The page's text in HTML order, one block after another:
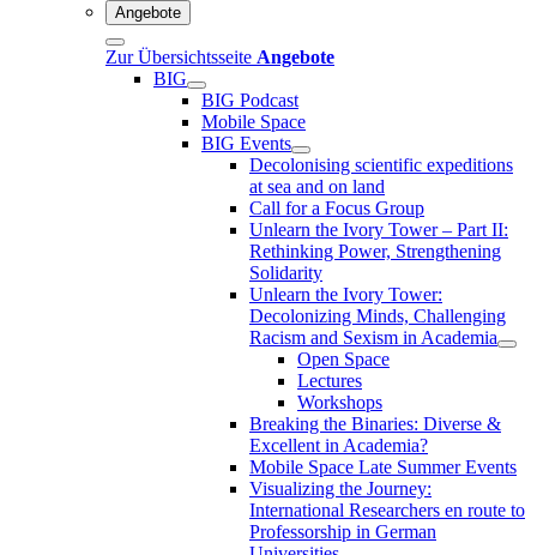
Angebote
Zur Übersichtsseite Angebote
BIG
BIG Podcast
Mobile Space
BIG Events
Decolonising scientific expeditions
at sea and on land
Call for a Focus Group
Unlearn the Ivory Tower – Part II:
Rethinking Power, Strengthening
Solidarity
Unlearn the Ivory Tower:
Decolonizing Minds, Challenging
Racism and Sexism in Academia
Open Space
Lectures
Workshops
Breaking the Binaries: Diverse &
Excellent in Academia?
Mobile Space Late Summer Events
Visualizing the Journey:
International Researchers en route to
Professorship in German